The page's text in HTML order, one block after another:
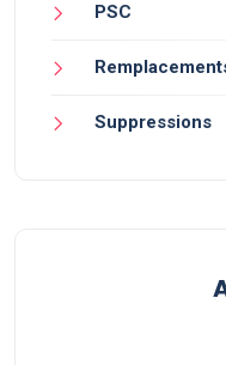
PSC
Suppressions